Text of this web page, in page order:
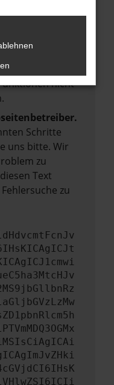
neuesten Stand
nur ein
kann auch dazu
nicht
Schritte
uns bitte. Wir
zu
Text
zu